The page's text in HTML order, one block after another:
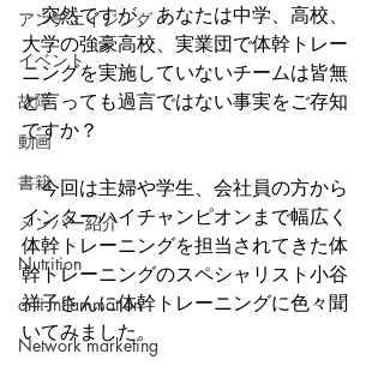
アンチエイジング
イベント
故障
動画
書籍
メンバー紹介
Nutrition
anti-inflammation
Network marketing
突然ですが、あなたは中学、高校、
大学の強豪高校、実業団で体幹トレー
ニングを実施していないチームは皆無
と言っても過言ではない事実をご存知
ですか？
今回は主婦や学生、会社員の方から
インターハイチャンピオンまで幅広く
体幹トレーニングを担当されてきた体
幹トレーニングのスペシャリスト小谷
祥子さんに体幹トレーニングに色々聞
いてみました。